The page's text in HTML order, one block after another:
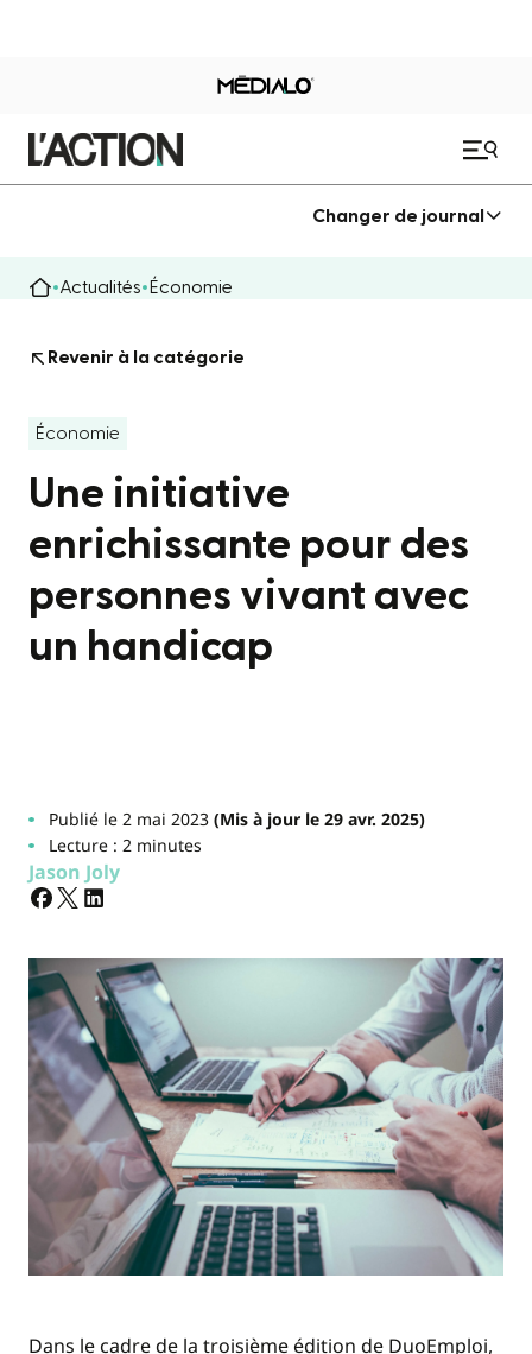
Changer de journal
Actualités Économie
Revenir à la catégorie
Économie
Une initiative
enrichissante pour des
personnes vivant avec
un handicap
Publié le 2 mai 2023(Mis à jour le 29 avr. 2025)
Lecture : 2 minutes
Jason Joly
Dans le cadre de la troisième édition de DuoEmploi,